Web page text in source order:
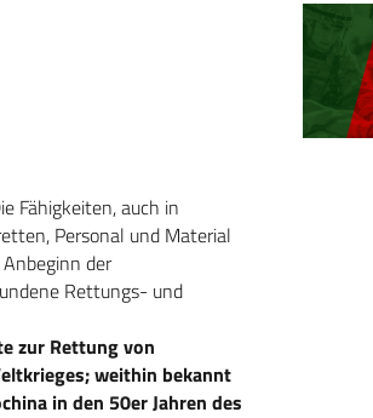
Fähigkeiten, auch in
Personal und Material
der
Rettungs- und
zur Rettung von
weithin bekannt
in den 50er Jahren des